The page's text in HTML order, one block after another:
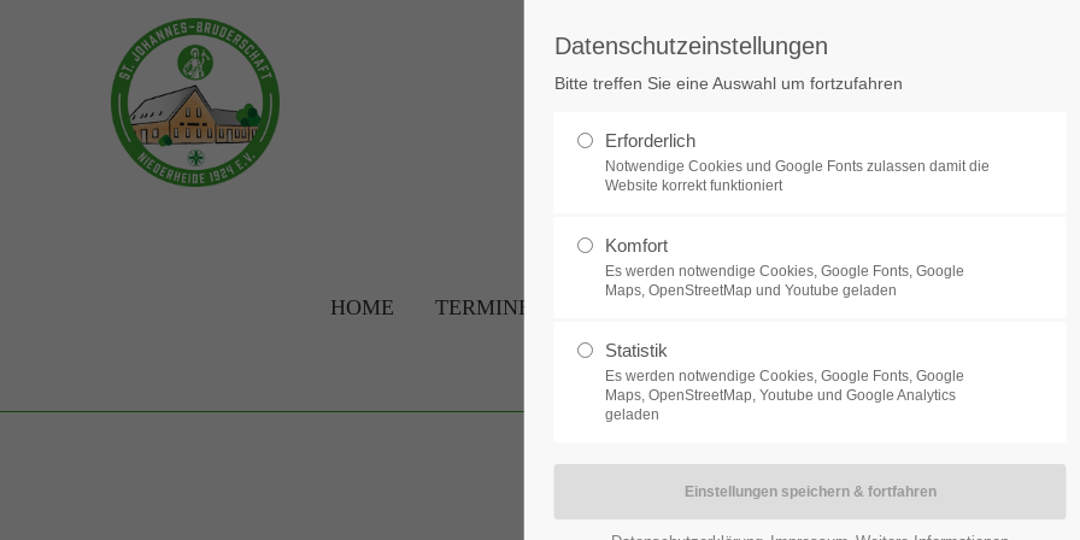
Login
Benutzername Lorem ipsum dolor sit amet:
/ 365days
We offer support for our customers
Mon - Fri 8:00am - 5:00pm
+44 1234 567 890
HOME TERMINE
Datenschutzeinstellungen
Bitte treffen Sie eine Auswahl um fortzufahren
Erforderlich
Notwendige Cookies und Google Fonts zulassen damit die
Website korrekt funktioniert
Komfort
Es werden notwendige Cookies, Google Fonts, Google
Maps, OpenStreetMap und Youtube geladen
Statistik
Es werden notwendige Cookies, Google Fonts, Google
Maps, OpenStreetMap, Youtube und Google Analytics
geladen